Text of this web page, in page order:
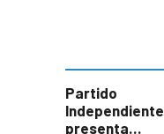
Partido
Independiente
presenta